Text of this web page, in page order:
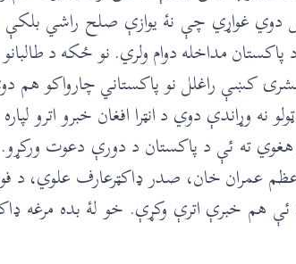
دوي غواړي چې نۀ يوازې صلح راشي بلکې
مداخله دوام ولري. نو ځکه د طالبانو
مشرۍ کښې راغلل نو پاکستاني چارواکو هم
وړاندې دوي د انټرا افغان خبرو اترو لپاره
هغوي ته ئې د پاکستان د دورې دعوت
عمران خان، صدر ډاکټرعارف علوي، د
هم خبرې اترې وکړې. خو لۀ بده مرغه